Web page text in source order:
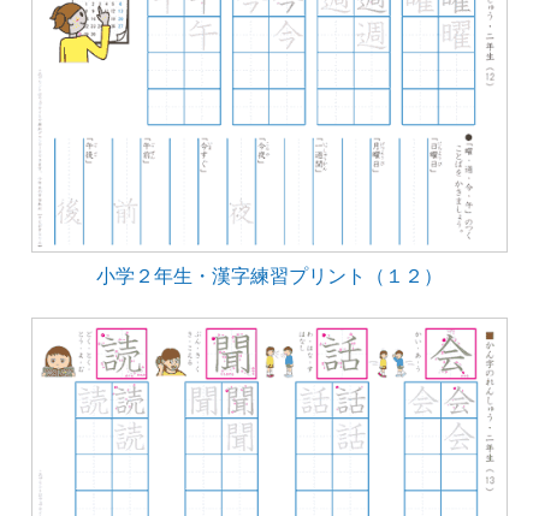
小学２年生・漢字練習プリント（１２）